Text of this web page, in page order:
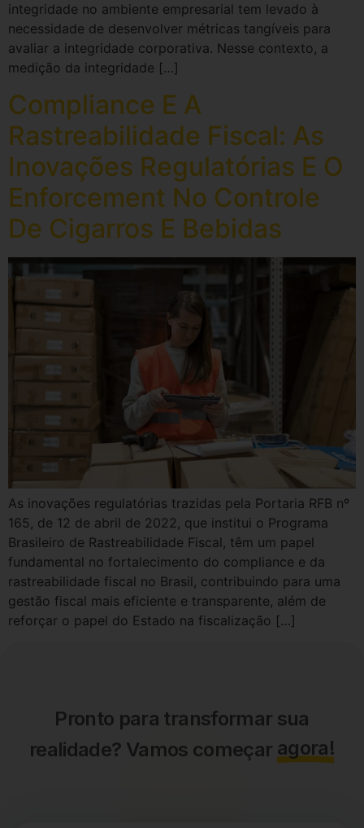
integridade no ambiente empresarial tem levado à
necessidade de desenvolver métricas tangíveis para
avaliar a integridade corporativa. Nesse contexto, a
medição da integridade […]
Compliance E A
Rastreabilidade Fiscal: As
Inovações Regulatórias E O
Enforcement No Controle
De Cigarros E Bebidas
As inovações regulatórias trazidas pela Portaria RFB nº
165, de 12 de abril de 2022, que institui o Programa
Brasileiro de Rastreabilidade Fiscal, têm um papel
fundamental no fortalecimento do compliance e da
rastreabilidade fiscal no Brasil, contribuindo para uma
gestão fiscal mais eficiente e transparente, além de
reforçar o papel do Estado na fiscalização […]
Pronto para transformar sua
realidade? Vamos começar agora!